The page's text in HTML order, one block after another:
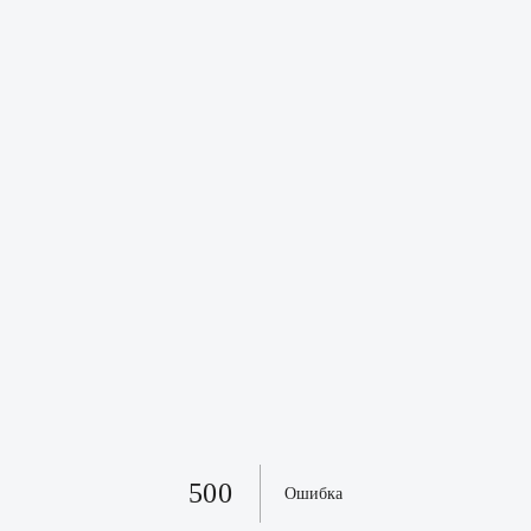
500 Ошибка